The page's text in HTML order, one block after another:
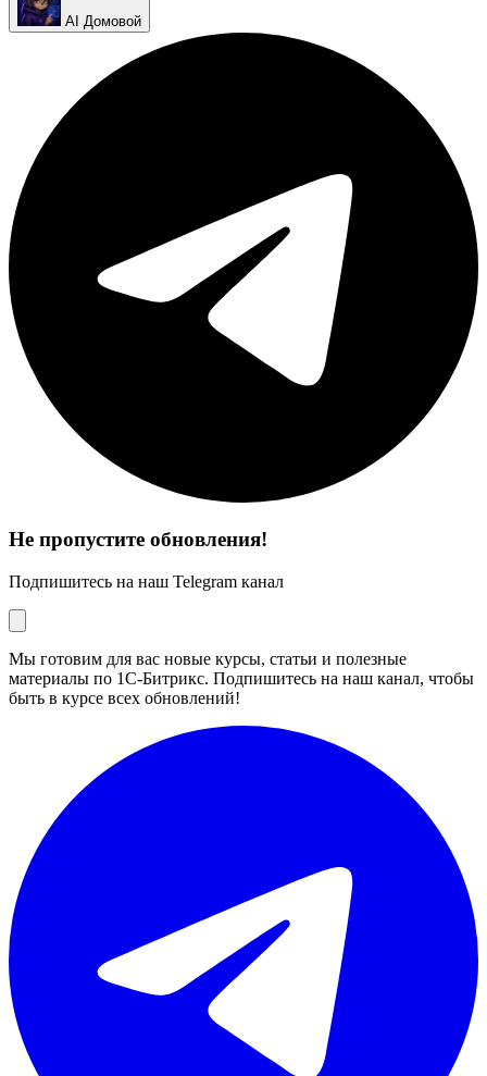
AI Домовой
Не пропустите обновления!
Подпишитесь на наш Telegram канал
Мы готовим для вас новые курсы, статьи и полезные
материалы по 1С-Битрикс. Подпишитесь на наш канал, чтобы
быть в курсе всех обновлений!